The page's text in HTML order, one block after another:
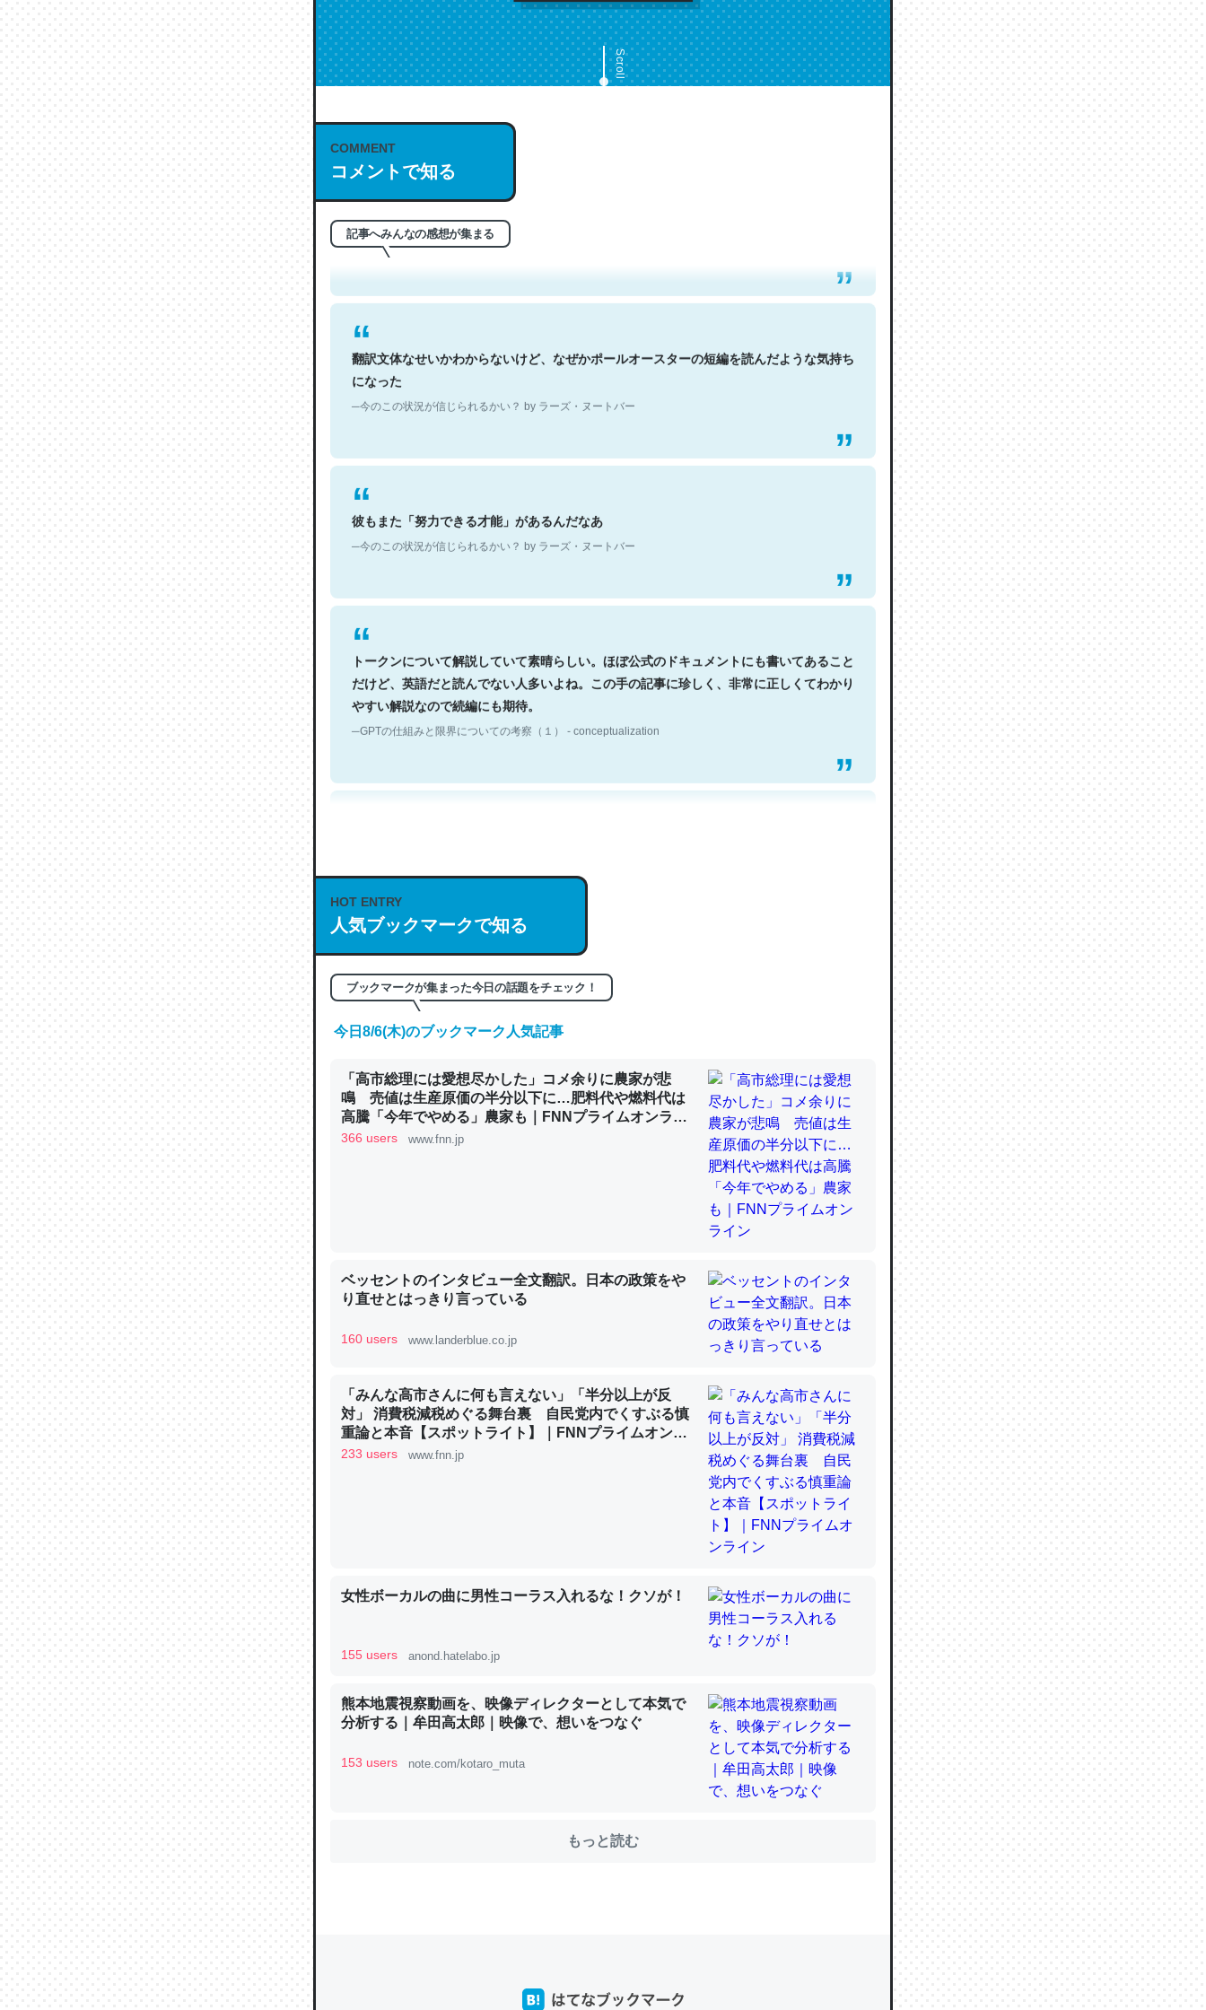
Scroll
COMMENT
コメントで知る
記事へみんなの感想が集まる
これは名文。彼はとてもクレバーなんだろうなと凄く思う。英語少しでも読める人は原文
もお勧め。自分はこの流れ好き。Let’s Fucking Go. Then Covid hit. Shit.
─今のこの状況が信じられるかい？ by ラーズ・ヌートバー
翻訳文体なせいかわからないけど、なぜかポールオースターの短編を読んだような気持ち
になった
─今のこの状況が信じられるかい？ by ラーズ・ヌートバー
彼もまた「努力できる才能」があるんだなあ
─今のこの状況が信じられるかい？ by ラーズ・ヌートバー
トークンについて解説していて素晴らしい。ほぼ公式のドキュメントにも書いてあること
だけど、英語だと読んでない人多いよね。この手の記事に珍しく、非常に正しくてわかり
やすい解説なので続編にも期待。
─GPTの仕組みと限界についての考察（１） - conceptualization
これは良記事。32768トークンだと英語小説100ページ分くらい。小説でいう「ずっと前
の伏線」は回収されないけど、短期記憶というには多い分量。進化すればするほど分かり
やすく強くなりそう
昆虫ってカルシウム少ないのか。知らんかった。調べたらコオロギのカルシウム分はエビ
─ニュース :: 【研究発表】昆虫学の大問題＝「昆虫はなぜ海にいないのか」に関する新仮説
論文では「淡水はカルシウムも酸素も不足してて両方に不利だから両方が拮抗してるので
は」とあって面白い。海にいる鋏角類（カブトガニ・ウミグモ）はカルシウムを使わずキ
─ニュース :: 【研究発表】昆虫学の大問題＝「昆虫はなぜ海にいないのか」に関する新仮説
これを元に考えるとカルシウムを大量に使う脊椎動物と貝類は苦労してるんだな…。腹足
中。あと、Googleマップで位置情報を共有してる。電池残量や充電中かが分かるのでこ
れ見て生きてるなって分かる。
─たまにLINEするくらいだった遠方の父67歳と僕。ITツール導入でコミュニケーションが劇的に変化し
た｜tayorini by LIFULL介護
HOT ENTRY
人気ブックマークで知る
ブックマークが集まった今日の話題をチェック！
今日8/6(木)のブックマーク人気記事
「高市総理には愛想尽かした」コメ余りに農家が悲
鳴 売値は生産原価の半分以下に…肥料代や燃料代は
高騰「今年でやめる」農家も｜FNNプライムオンライ
ン
366 users www.fnn.jp
ベッセントのインタビュー全文翻訳。日本の政策をや
り直せとはっきり言っている
160 users www.landerblue.co.jp
「みんな高市さんに何も言えない」「半分以上が反
対」 消費税減税めぐる舞台裏 自民党内でくすぶる慎
重論と本音【スポットライト】｜FNNプライムオンラ
イン
233 users www.fnn.jp
女性ボーカルの曲に男性コーラス入れるな！クソが！
155 users anond.hatelabo.jp
熊本地震視察動画を、映像ディレクターとして本気で
分析する｜牟田高太郎｜映像で、想いをつなぐ
153 users note.com/kotaro_muta
もっと読む